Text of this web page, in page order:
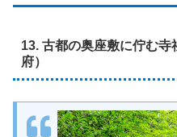
13. 古都の奥座敷に佇む
府）